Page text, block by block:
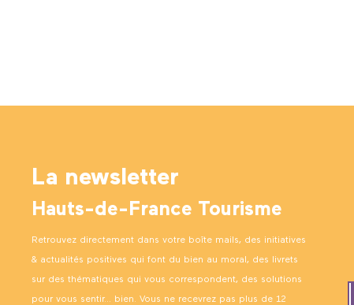
La newsletter
Hauts-de-France Tourisme
Retrouvez directement dans votre boîte mails, des initiatives
& actualités positives qui font du bien au moral, des livrets
sur des thématiques qui vous correspondent, des solutions
pour vous sentir… bien. Vous ne recevrez pas plus de 12